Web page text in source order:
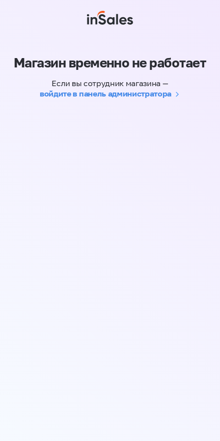
Магазин временно не работает
Если вы сотрудник магазина —
войдите в панель администратора